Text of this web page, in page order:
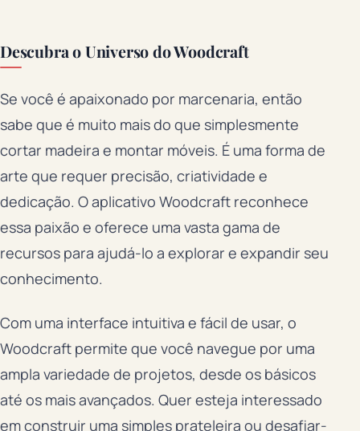
Descubra o Universo do Woodcraft
Se você é apaixonado por marcenaria, então
sabe que é muito mais do que simplesmente
cortar madeira e montar móveis. É uma forma de
arte que requer precisão, criatividade e
dedicação. O aplicativo Woodcraft reconhece
essa paixão e oferece uma vasta gama de
recursos para ajudá-lo a explorar e expandir seu
conhecimento.
Com uma interface intuitiva e fácil de usar, o
Woodcraft permite que você navegue por uma
ampla variedade de projetos, desde os básicos
até os mais avançados. Quer esteja interessado
em construir uma simples prateleira ou desafiar-